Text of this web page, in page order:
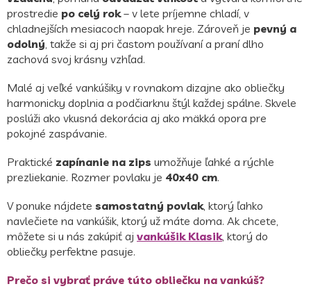
prostredie po celý rok– v lete príjemne chladí, v
chladnejších mesiacoch naopak hreje. Zároveň je pevný a
odolný , takže si aj pri častom používaní a praní dlho
zachová svoj krásny vzhľad.
Malé aj veľké vankúšiky v rovnakom dizajne ako obliečky
harmonicky doplnia a podčiarknu štýl každej spálne. Skvele
poslúži ako vkusná dekorácia aj ako mäkká opora pre
pokojné zaspávanie.
Praktické zapínanie na zips umožňuje ľahké a rýchle
prezliekanie. Rozmer povlaku je 40x40 cm.
V ponuke nájdete samostatný povlak, ktorý ľahko
navlečiete na vankúšik, ktorý už máte doma. Ak chcete,
môžete si u nás zakúpiť aj vankúšik Klasik, ktorý do
obliečky perfektne pasuje.
Prečo si vybrať práve túto obliečku na vankúš?